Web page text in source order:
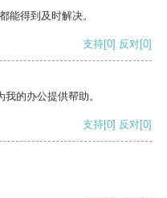
能得到及时解决。
支持[0] 反对[0]
的办公提供帮助。
支持[0] 反对[0]